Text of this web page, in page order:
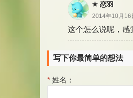
恋羽
2014年10月16
这个怎么说呢，感
写下你最简单的想法
* 姓名：